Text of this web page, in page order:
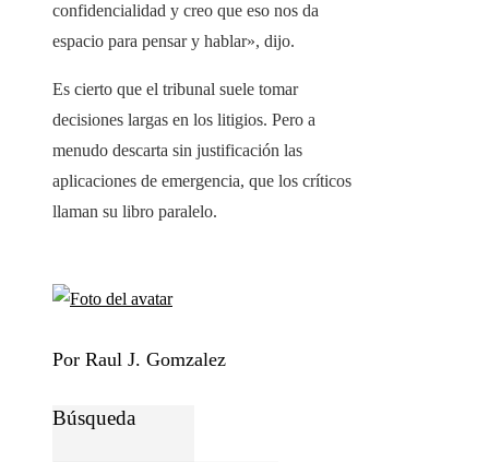
confidencialidad y creo que eso nos da
espacio para pensar y hablar», dijo.
Es cierto que el tribunal suele tomar
decisiones largas en los litigios. Pero a
menudo descarta sin justificación las
aplicaciones de emergencia, que los críticos
llaman su libro paralelo.
Por Raul J. Gomzalez
Búsqueda